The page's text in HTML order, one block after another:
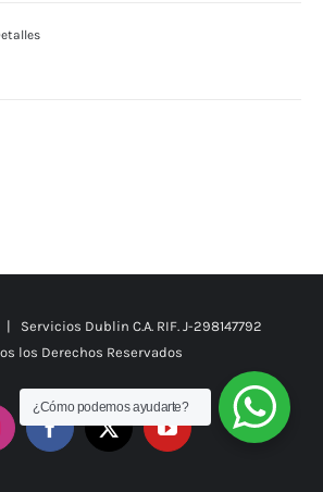
Servicios Dublin C.A. RIF. J-298147792
los Derechos Reservados
InstagramFacebook
X YouTube
¿Cómo podemos ayudarte?